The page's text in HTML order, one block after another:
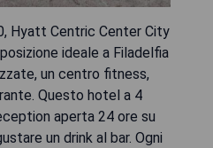
Hyatt Centric Center City
ideale a Filadelfia
un centro fitness,
Questo hotel a 4
aperta 24 ore su
un drink al bar. Ogni